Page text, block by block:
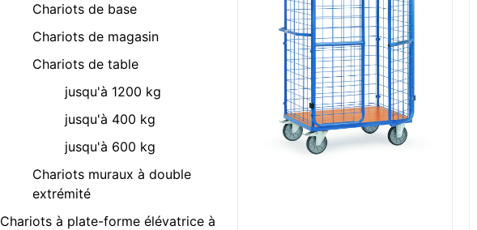
Chariots de base
Chariots de magasin
Chariots de table
jusqu'à 1200 kg
jusqu'à 400 kg
jusqu'à 600 kg
Chariots muraux à double
extrémité
Chariots à plate-forme élévatrice à